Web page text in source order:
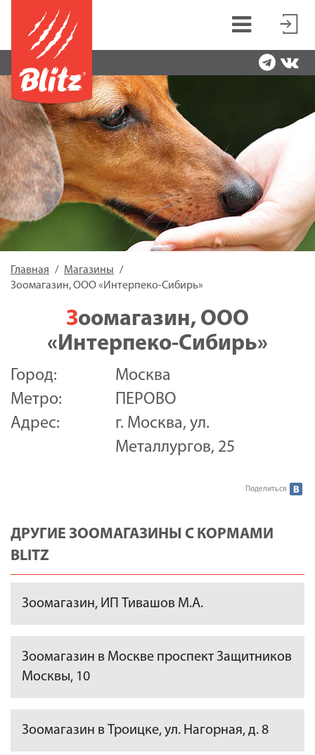
Главная
Магазины
Зоомагазин, ООО «Интерпеко-Сибирь»
Зоомагазин, ООО
«Интерпеко-Сибирь»
Город:
Москва
Метро:
ПЕРОВО
Адрес:
г. Москва, ул.
Металлургов, 25
Поделиться
ДРУГИЕ ЗООМАГАЗИНЫ С КОРМАМИ
BLITZ
Зоомагазин, ИП Тивашов М.А.
Зоомагазин в Москве проспект Защитников
Москвы, 10
Зоомагазин в Троицке, ул. Нагорная, д. 8